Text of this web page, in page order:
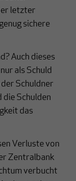
letzter
sichere
Auch dieses
als Schuld
Schuldner
die Schulden
das
Verluste von
Zentralbank
verbucht